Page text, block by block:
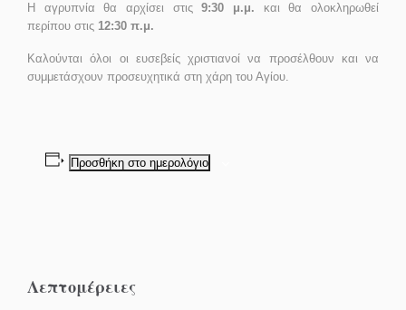
Η αγρυπνία θα αρχίσει στις9:30 μ.μ. και θα ολοκληρωθεί
περίπου στις 12:30 π.μ.
Καλούνται όλοι οι ευσεβείς χριστιανοί να προσέλθουν και να
συμμετάσχουν προσευχητικά στη χάρη του Αγίου.
Προσθήκη στο ημερολόγιο
Λεπτομέρειες